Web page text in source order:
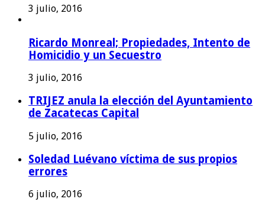
3 julio, 2016
Ricardo Monreal; Propiedades, Intento de
Homicidio y un Secuestro
3 julio, 2016
TRIJEZ anula la elección del Ayuntamiento
de Zacatecas Capital
5 julio, 2016
Soledad Luévano víctima de sus propios
errores
6 julio, 2016